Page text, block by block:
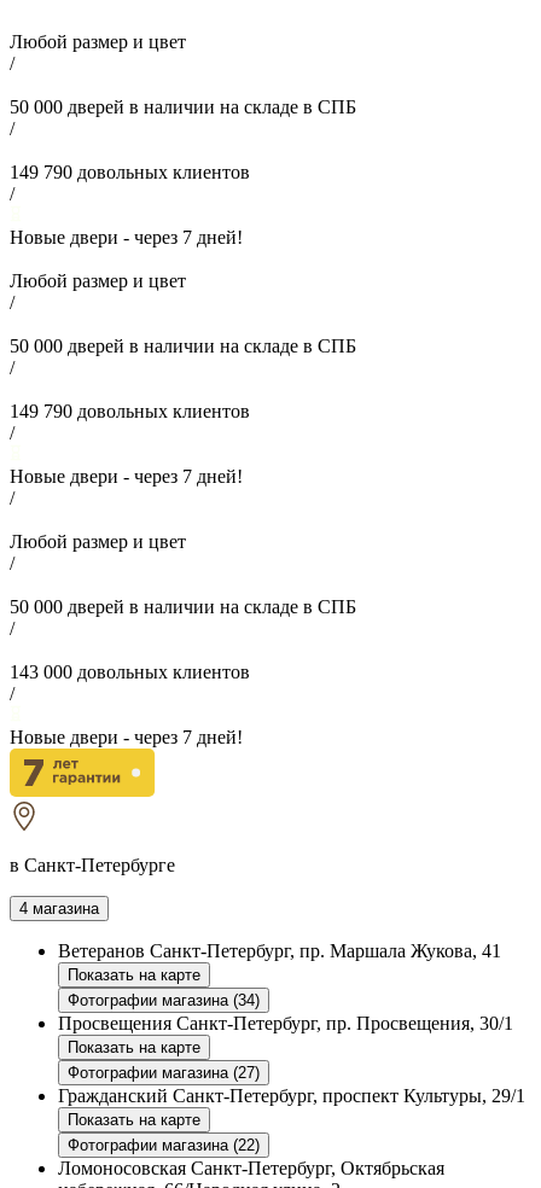
Любой размер и цвет
/
50 000 дверей в наличии на складе в СПБ
/
149 790 довольных клиентов
/
Новые двери - через 7 дней!
Любой размер и цвет
/
50 000 дверей в наличии на складе в СПБ
/
149 790 довольных клиентов
/
Новые двери - через 7 дней!
/
Любой размер и цвет
/
50 000 дверей в наличии на складе в СПБ
/
143 000 довольных клиентов
/
Новые двери - через 7 дней!
в Санкт-Петербурге
4 магазина
Ветеранов Санкт-Петербург, пр. Маршала Жукова, 41
Показать на карте
Фотографии магазина (34)
Просвещения Санкт-Петербург, пр. Просвещения, 30/1
Показать на карте
Фотографии магазина (27)
Гражданский Санкт-Петербург, проспект Культуры, 29/1
Показать на карте
Фотографии магазина (22)
Ломоносовская Санкт-Петербург, Октябрьская